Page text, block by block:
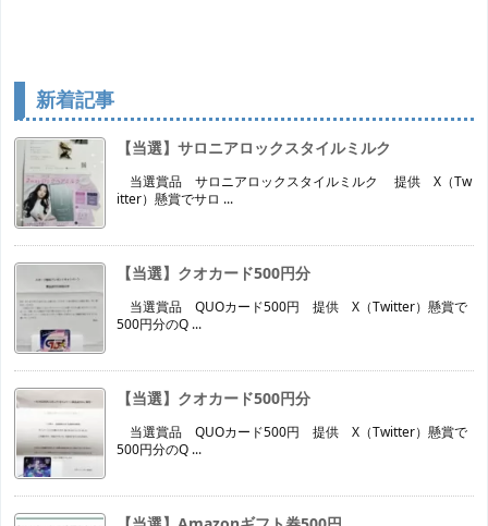
新着記事
【当選】サロニアロックスタイルミルク
当選賞品 サロニアロックスタイルミルク 提供 X（Tw
itter）懸賞でサロ ...
【当選】クオカード500円分
当選賞品 QUOカード500円 提供 X（Twitter）懸賞で
500円分のQ ...
【当選】クオカード500円分
当選賞品 QUOカード500円 提供 X（Twitter）懸賞で
500円分のQ ...